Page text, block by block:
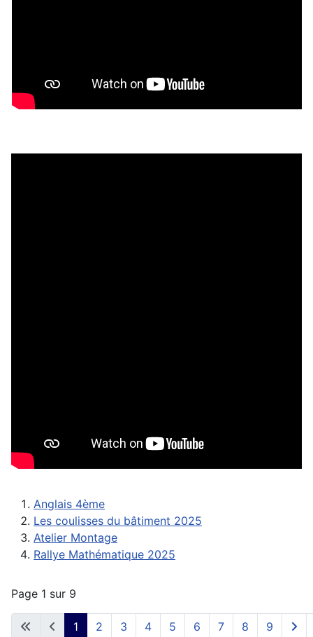
Anglais 4ème
Les coulisses du bâtiment 2025
Atelier Montage
Rallye Mathématique 2025
Page 1 sur 9
1 2 3 4 5 6 7 8 9